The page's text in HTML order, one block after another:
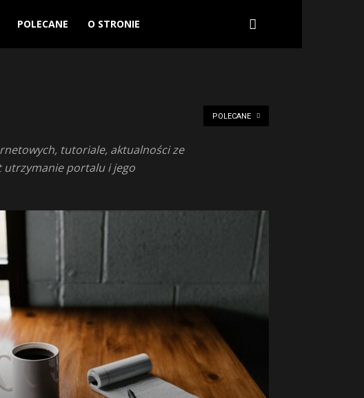
POLECANE O STRONIE
tutoriale, aktualności ze
utrzymanie portalu i jego
POLECANE